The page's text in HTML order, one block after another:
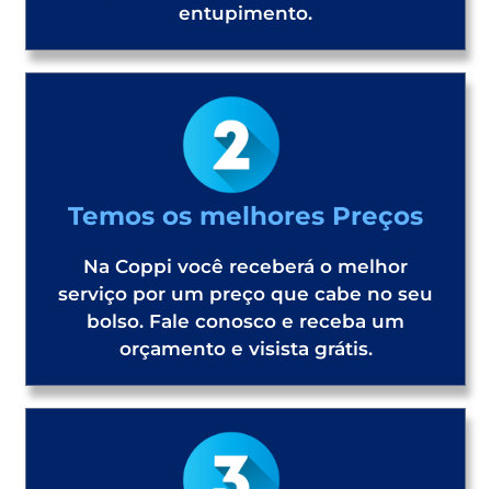
entupimento.
Temos os melhores Preços
Na Coppi você receberá o melhor
serviço por um preço que cabe no seu
bolso. Fale conosco e receba um
orçamento e visista grátis.